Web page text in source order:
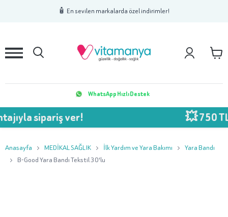
🧴 En sevilen markalarda özel indirimler!
2 3
WhatsApp Hızlı Destek
sipariş ver! 💥 750 TL
Anasayfa MEDİKAL SAĞLIK İlk Yardım ve Yara Bakımı
Yara Bandı
B-Good Yara Bandı Tekstil 30'lu